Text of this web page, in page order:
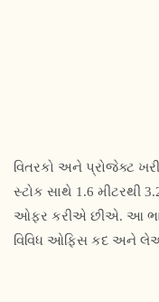
વિતરકો અને પ્રોજેક્ટ
સ્ટોક સાથે 1.6 મીટરથી
ઓફર કરીએ છીએ. આ
વિવિધ ઓફિસ કદ અને